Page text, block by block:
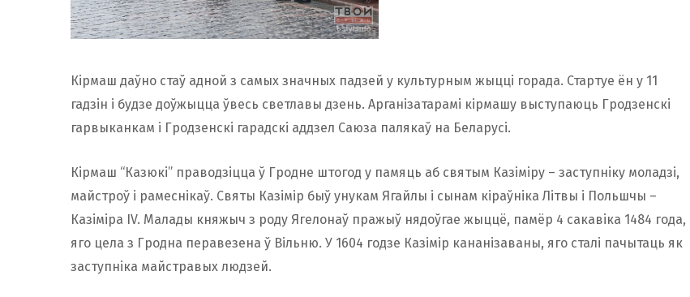
Кірмаш даўно стаў адной з самых значных падзей у культурным жыцці горада. Стартуе ён у 11
гадзін і будзе доўжыцца ўвесь светлавы дзень. Арганізатарамі кірмашу выступаюць Гродзенскі
гарвыканкам і Гродзенскі гарадскі аддзел Саюза палякаў на Беларусі.
Кірмаш “Казюкі” праводзіцца ў Гродне штогод у памяць аб святым Казіміру – заступніку моладзі,
майстроў і рамеснікаў. Святы Казімір быў унукам Ягайлы і сынам кіраўніка Літвы і Польшчы –
Казіміра IV. Малады княжыч з роду Ягелонаў пражыў нядоўгае жыццё, памёр 4 сакавіка 1484 года,
яго цела з Гродна перавезена ў Вільню. У 1604 годзе Казімір кананізаваны, яго сталі пачытаць як
заступніка майстравых людзей.